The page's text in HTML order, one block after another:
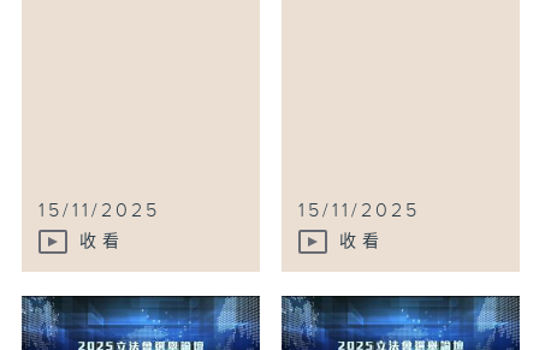
15/11/2025
收看
15/11/2025
收看